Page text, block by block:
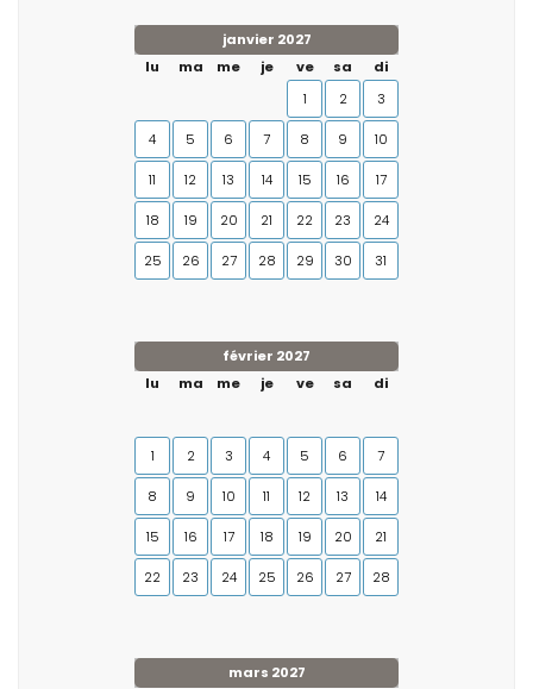
janvier 2027
lu
ma me je ve sa
di
1
2 3
4 5 6 7 8 9 10
11 12 13 14 15 16 17
18 19 20 21 22 23 24
25 26 27 28 29 30 31
février 2027
lu
ma me je ve sa di
1 2 3 4 5 6 7
8 9 10 11 12 13 14
15 16 17 18 19 20 21
22 23 24 25 26 27 28
mars 2027